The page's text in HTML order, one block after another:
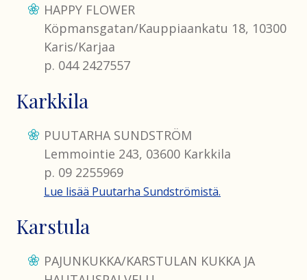
HAPPY FLOWER
Köpmansgatan/Kauppiaankatu 18, 10300
Karis/Karjaa
p. 044 2427557
Karkkila
PUUTARHA SUNDSTRÖM
Lemmointie 243, 03600 Karkkila
p. 09 2255969
Lue lisää Puutarha Sundströmistä.
Karstula
PAJUNKUKKA/KARSTULAN KUKKA JA